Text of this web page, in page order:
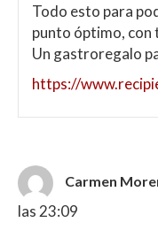
Todo esto para
punto óptimo, con
Un gastroregalo
https://
Carmen
las 23:09